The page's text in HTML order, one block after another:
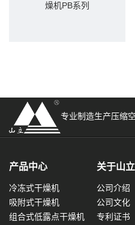
燥机PB系列
专业制造生产压缩
产品中心
冷冻式干燥机
吸附式干燥机
组合式低露点干燥机
关于山立
公司介绍
公司文化
专利证书